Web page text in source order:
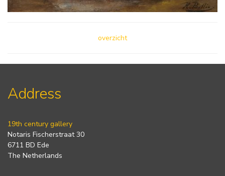
overzicht
Address
19th century gallery
Notaris Fischerstraat 30
6711 BD Ede
The Netherlands